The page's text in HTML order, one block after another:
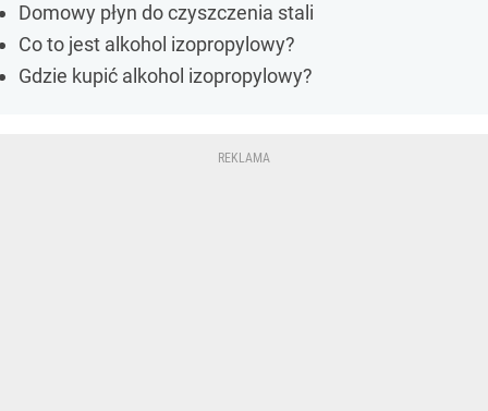
Domowy płyn do czyszczenia stali
Co to jest alkohol izopropylowy?
Gdzie kupić alkohol izopropylowy?